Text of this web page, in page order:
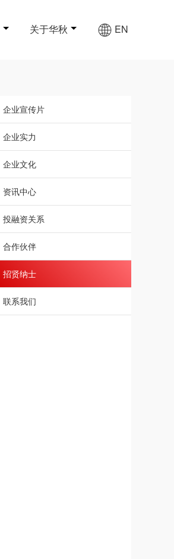
关于华秋 EN
企业宣传片
企业实力
企业文化
资讯中心
投融资关系
合作伙伴
招贤纳士
联系我们